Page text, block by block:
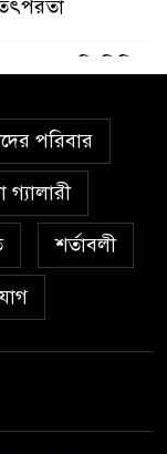
অফিসার ইনচার্জ
ওসি মো.
কর্মসূচি
সব গেট বন্ধ
দফার ঘোষক’
পরিবার
শর্তাবলী